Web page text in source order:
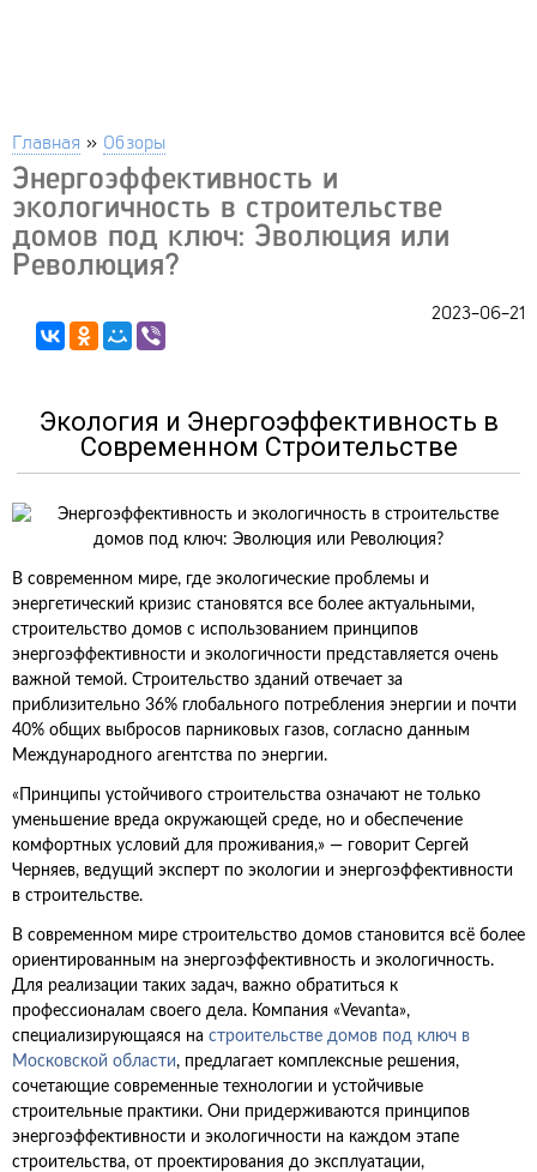
Главная » Обзоры
Энергоэффективность и
экологичность в строительстве
домов под ключ: Эволюция или
Революция?
2023-06-21
Экология и Энергоэффективность в
Современном Строительстве
В современном мире, где экологические проблемы и
энергетический кризис становятся все более актуальными,
строительство домов с использованием принципов
энергоэффективности и экологичности представляется очень
важной темой. Строительство зданий отвечает за
приблизительно 36% глобального потребления энергии и почти
40% общих выбросов парниковых газов, согласно данным
Международного агентства по энергии.
«Принципы устойчивого строительства означают не только
уменьшение вреда окружающей среде, но и обеспечение
комфортных условий для проживания,» — говорит Сергей
Черняев, ведущий эксперт по экологии и энергоэффективности
в строительстве.
В современном мире строительство домов становится всё более
ориентированным на энергоэффективность и экологичность.
Для реализации таких задач, важно обратиться к
профессионалам своего дела. Компания «Vevanta»,
специализирующаяся на строительстве домов под ключ в
Московской области, предлагает комплексные решения,
сочетающие современные технологии и устойчивые
строительные практики. Они придерживаются принципов
энергоэффективности и экологичности на каждом этапе
строительства, от проектирования до эксплуатации,